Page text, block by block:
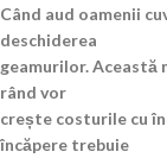
Când aud oamenii
deschiderea
geamurilor. Această
rând vor
crește costurile cu
încăpere trebuie